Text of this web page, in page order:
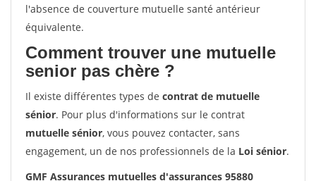
l'absence de couverture mutuelle santé antérieur
équivalente.
Comment trouver une mutuelle
senior pas chère ?
Il existe différentes types de contrat de mutuelle
sénior. Pour plus d'informations sur le contrat
mutuelle sénior, vous pouvez contacter, sans
engagement, un de nos professionnels de la Loi sénior.
GMF Assurances mutuelles d'assurances 95880